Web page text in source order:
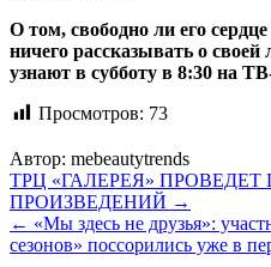
О том, свободно ли его
ничего рассказывать о
узнают в субботу в 8:30 на
Просмотров: 73
Автор: mebeautytrends
Навигация
по
записям
ТРЦ «ГАЛЕРЕЯ» ПРОВЕДЕТ
ПРОИЗВЕДЕНИЙ →
← «Мы здесь не друзья»:
сезонов» поссорились уже в